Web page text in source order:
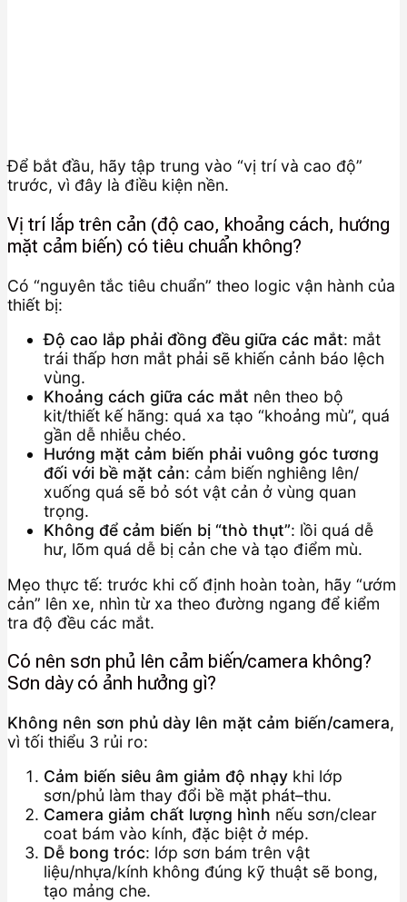
Để bắt đầu, hãy tập trung vào “vị trí và cao độ”
trước, vì đây là điều kiện nền.
Vị trí lắp trên cản (độ cao, khoảng cách, hướng
mặt cảm biến) có tiêu chuẩn không?
Có “nguyên tắc tiêu chuẩn” theo logic vận hành của
thiết bị:
Độ cao lắp phải đồng đều giữa các mắt: mắt
trái thấp hơn mắt phải sẽ khiến cảnh báo lệch
vùng.
Khoảng cách giữa các mắt nên theo bộ
kit/thiết kế hãng: quá xa tạo “khoảng mù”, quá
gần dễ nhiễu chéo.
Hướng mặt cảm biến phải vuông góc tương
đối với bề mặt cản: cảm biến nghiêng lên/
xuống quá sẽ bỏ sót vật cản ở vùng quan
trọng.
Không để cảm biến bị “thò thụt”: lồi quá dễ
hư, lõm quá dễ bị cản che và tạo điểm mù.
Mẹo thực tế: trước khi cố định hoàn toàn, hãy “ướm
cản” lên xe, nhìn từ xa theo đường ngang để kiểm
tra độ đều các mắt.
Có nên sơn phủ lên cảm biến/camera không?
Sơn dày có ảnh hưởng gì?
Không nên sơn phủ dày lên mặt cảm biến/camera,
vì tối thiểu 3 rủi ro:
Cảm biến siêu âm giảm độ nhạy khi lớp
sơn/phủ làm thay đổi bề mặt phát–thu.
Camera giảm chất lượng hình nếu sơn/clear
coat bám vào kính, đặc biệt ở mép.
Dễ bong tróc: lớp sơn bám trên vật
liệu/nhựa/kính không đúng kỹ thuật sẽ bong,
tạo mảng che.